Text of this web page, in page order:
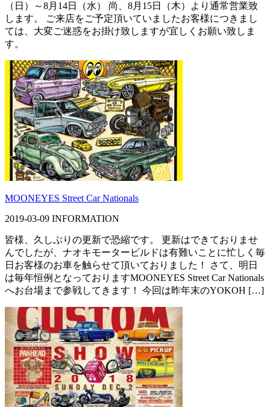
（日）～8月14日（水） 尚、8月15日（木）より通常営業致
します。 ご来店をご予定頂いていましたお客様につきまし
ては、大変ご迷惑をお掛け致しますが宜しくお願い致しま
す。
MOONEYES Street Car Nationals
2019-03-09 INFORMATION
皆様、久しぶりの更新で恐縮です。 更新はできておりませ
んでしたが、ナオキモータービルドは有難いことに忙しく毎
日お客様のお車を触らせて頂いておりました！ さて、明日
は毎年恒例となっておりますMOONEYES Street Car Nationals
へお台場まで参戦してきます！ 今回は昨年末のYOKOH […]